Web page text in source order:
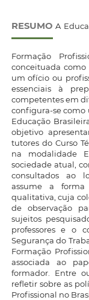
RESUMO A
Formação
conceituada
um ofício ou
essenciais à
competentes em
configura-se como
Educação
objetivo
tutores do Curso
na modalidade
sociedade atual,
consultados ao
assume a
qualitativa, cuja
de observação
sujeitos
professores e o
Segurança do
Formação
associada ao
formador. Entre
refletir sobre as
Profissional no